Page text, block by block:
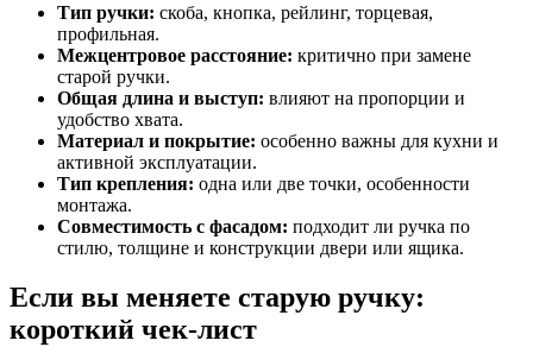
Тип ручки: скоба, кнопка, рейлинг, торцевая,
профильная.
Межцентровое расстояние: критично при замене
старой ручки.
Общая длина и выступ: влияют на пропорции и
удобство хвата.
Материал и покрытие: особенно важны для кухни и
активной эксплуатации.
Тип крепления: одна или две точки, особенности
монтажа.
Совместимость с фасадом: подходит ли ручка по
стилю, толщине и конструкции двери или ящика.
Если вы меняете старую ручку:
короткий чек-лист